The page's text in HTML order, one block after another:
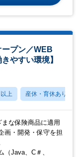
プン／WEB
やすい環境】
上 産休・育休あり
な保険商品に適用
画・開発・保守を担
Java、C＃、